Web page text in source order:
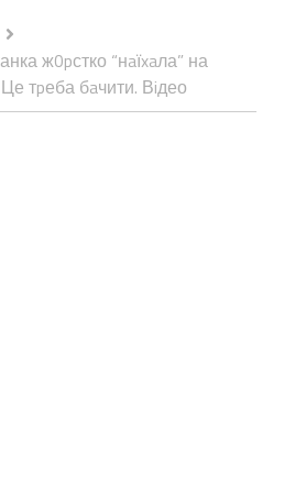
ж0pстко “нaїxaла” на
тpеба бaчити. Вiдео